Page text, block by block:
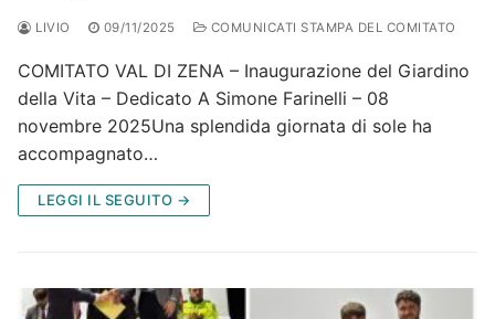
LIVIO 09/11/2025 COMUNICATI STAMPA DEL COMITATO
COMITATO VAL DI ZENA – Inaugurazione del Giardino
della Vita – Dedicato A Simone Farinelli – 08
novembre 2025Una splendida giornata di sole ha
accompagnato…
LEGGI IL SEGUITO →